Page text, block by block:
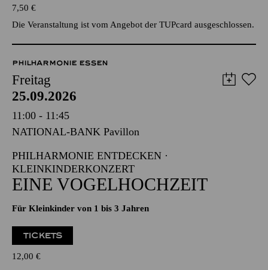
7,50 €
Die Veranstaltung ist vom Angebot der TUPcard ausgeschlossen.
PHILHARMONIE ESSEN
Freitag
25.09.2026
11:00 - 11:45
NATIONAL-BANK Pavillon
PHILHARMONIE ENTDECKEN ·
KLEINKINDERKONZERT
EINE VOGELHOCHZEIT
Für Kleinkinder von 1 bis 3 Jahren
TICKETS
12,00 €